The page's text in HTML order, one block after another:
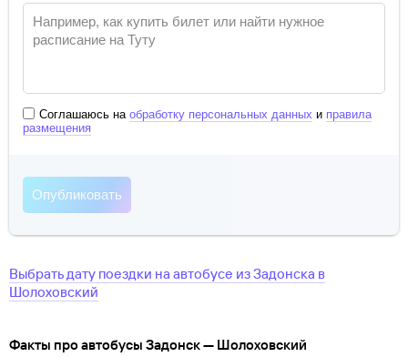
Соглашаюсь на обработку персональных данных и правила
размещения
Выбрать дату поездки на автобусе изЗадонска в
Шолоховский
Факты про автобусы Задонск — Шолоховский